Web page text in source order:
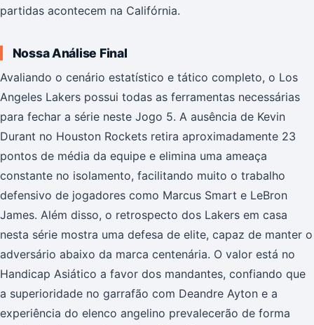
partidas acontecem na Califórnia.
Nossa Análise Final
Avaliando o cenário estatístico e tático completo, o Los
Angeles Lakers possui todas as ferramentas necessárias
para fechar a série neste Jogo 5. A ausência de Kevin
Durant no Houston Rockets retira aproximadamente 23
pontos de média da equipe e elimina uma ameaça
constante no isolamento, facilitando muito o trabalho
defensivo de jogadores como Marcus Smart e LeBron
James. Além disso, o retrospecto dos Lakers em casa
nesta série mostra uma defesa de elite, capaz de manter o
adversário abaixo da marca centenária. O valor está no
Handicap Asiático a favor dos mandantes, confiando que
a superioridade no garrafão com Deandre Ayton e a
experiência do elenco angelino prevalecerão de forma